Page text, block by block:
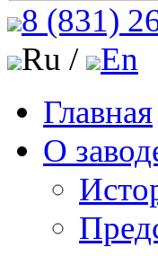
8 (831)
Ru /
En
Главная
О